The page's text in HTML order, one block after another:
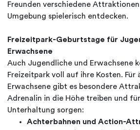
Freunden verschiedene
Umgebung spielerisch entdecken.
Freizeitpark-Geburtstage für
Erwachsene
Auch Jugendliche und Erwachsene
Freizeitpark voll auf ihre Kosten. Für
Erwachsene gibt es besondere
Adrenalin in die Höhe treiben und
Unterhaltung sorgen:
Achterbahnen und Action-